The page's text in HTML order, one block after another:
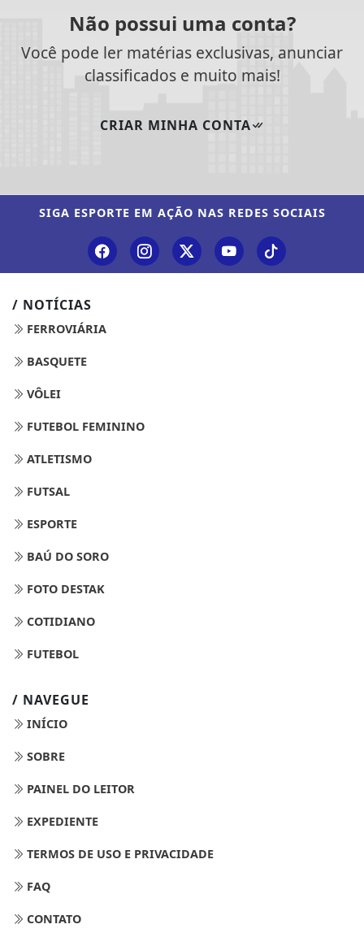
Não possui uma conta?
Você pode ler matérias exclusivas, anunciar
classificados e muito mais!
CRIAR MINHA CONTA
SIGA ESPORTE EM AÇÃO NAS REDES SOCIAIS
/ NOTÍCIAS
FERROVIÁRIA
BASQUETE
VÔLEI
FUTEBOL FEMININO
ATLETISMO
FUTSAL
ESPORTE
BAÚ DO SORO
FOTO DESTAK
COTIDIANO
FUTEBOL
/ NAVEGUE
INÍCIO
SOBRE
PAINEL DO LEITOR
EXPEDIENTE
TERMOS DE USO E PRIVACIDADE
FAQ
CONTATO